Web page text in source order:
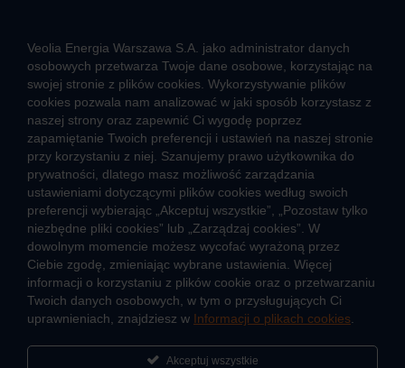
JAK POWSTAJE CIEPŁO
Mapa sieci ciepłowniczej
Co to jest kogeneracja
2026 © Veolia Energia Warszawa S.A.
O firmie
Sportowa akademia Veolia
Fundacja Veolia Polska
Polityka prywatności
Zgłoś nieprawidłowość
Kontakt
Veolia Energia Warszawa S.A. jako administrator danych
osobowych przetwarza Twoje dane osobowe, korzystając na
swojej stronie z plików cookies. Wykorzystywanie plików
cookies pozwala nam analizować w jaki sposób korzystasz z
naszej strony oraz zapewnić Ci wygodę poprzez
zapamiętanie Twoich preferencji i ustawień na naszej stronie
przy korzystaniu z niej. Szanujemy prawo użytkownika do
prywatności, dlatego masz możliwość zarządzania
ustawieniami dotyczącymi plików cookies według swoich
preferencji wybierając „Akceptuj wszystkie”, „Pozostaw tylko
niezbędne pliki cookies” lub „Zarządzaj cookies”. W
dowolnym momencie możesz wycofać wyrażoną przez
Ciebie zgodę, zmieniając wybrane ustawienia. Więcej
informacji o korzystaniu z plików cookie oraz o przetwarzaniu
Twoich danych osobowych, w tym o przysługujących Ci
uprawnieniach, znajdziesz w Informacji o plikach cookies
Akceptuj wszystkie